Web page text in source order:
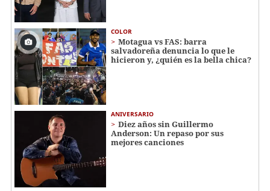
COLOR
Motagua vs FAS: barra
salvadoreña denuncia lo que le
hicieron y, ¿quién es la bella chica?
ANIVERSARIO
Diez años sin Guillermo
Anderson: Un repaso por sus
mejores canciones